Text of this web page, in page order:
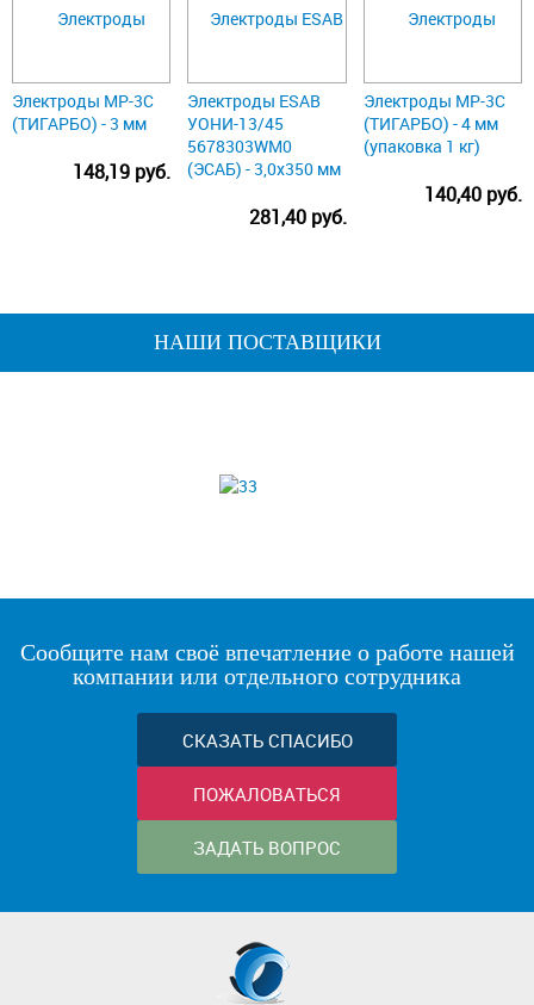
Электроды МР-3С
(ТИГАРБО) - 3 мм
148,19 руб.
Электроды ESAB
УОНИ-13/45
5678303WM0
(ЭСАБ) - 3,0х350 мм
281,40 руб.
Электроды МР-3С
(ТИГАРБО) - 4 мм
(упаковка 1 кг)
140,40 руб.
НАШИ ПОСТАВЩИКИ
Сообщите нам своё впечатление о работе нашей
компании или отдельного сотрудника
СКАЗАТЬ СПАСИБО
ПОЖАЛОВАТЬСЯ
ЗАДАТЬ ВОПРОС